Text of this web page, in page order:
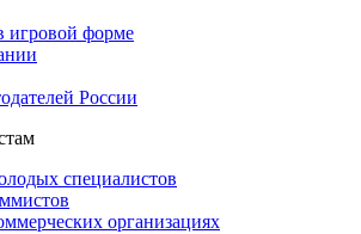
игровой форме
России
специалистов
организациях